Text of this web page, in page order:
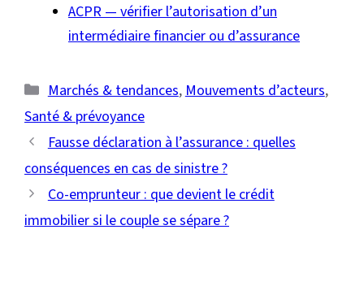
ACPR — vérifier l’autorisation d’un
intermédiaire financier ou d’assurance
Catégories
Marchés & tendances, Mouvements d’acteurs,
Santé & prévoyance
Fausse déclaration à l’assurance : quelles
conséquences en cas de sinistre ?
Co-emprunteur : que devient le crédit
immobilier si le couple se sépare ?